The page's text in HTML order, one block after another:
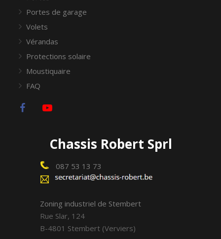
Portes de garage
Volets
Vérandas
Protections solaire
Moustiquaire
FAQ
Chassis Robert Sprl
087 53 13 73
Zoning industriel de Stembert
Rue Slar, 124
B-4801 Stembert (Verviers)